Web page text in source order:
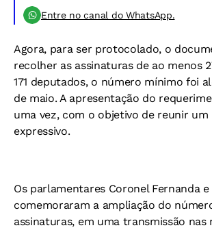
Entre no canal do WhatsApp.
Agora, para ser protocolado, o
recolher as assinaturas de ao menos
171 deputados, o número mínimo foi
de maio. A apresentação do
uma vez, com o objetivo de reunir um
expressivo.
Os parlamentares Coronel Fernanda e
comemoraram a ampliação do
assinaturas, em uma transmissão nas